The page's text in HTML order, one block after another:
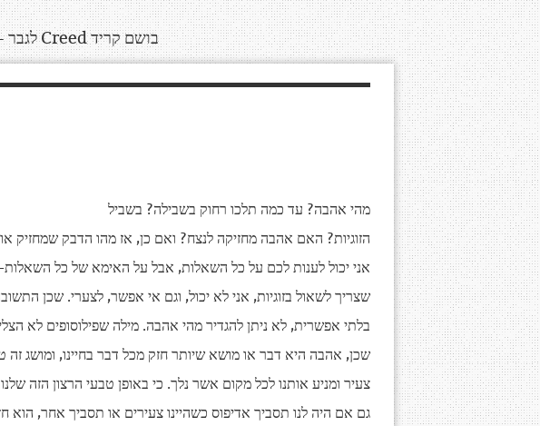
בושם קריד Creed לגבר - המלצה על בשמים מיוחדים לגברים
מהי אהבה? עד כמה תלכו רחוק בשבילה? בשביל
הזוגיות? האם אהבה מחזיקה לנצח? ואם כן, אז מהו הדבק שמחזיק
אני יכול לענות לכם על כל השאלות, אבל על האימא של כל
שצריך לשאול בזוגיות, אני לא יכול, וגם אי אפשר, לצערי. שכן
בלתי אפשרית, לא ניתן להגדיר מהי אהבה. מילה שפילוסופים לא
שכן, אהבה היא דבר או מושא שיותר חזק מכל דבר בחיינו, ומושג זה
צעיר ומניע אותנו לכל מקום אשר נלך. כי באופן טבעי הרצון הזה
גם אם היה לנו תסביך אדיפוס כשהיינו צעירים או תסביך אחר, הוא